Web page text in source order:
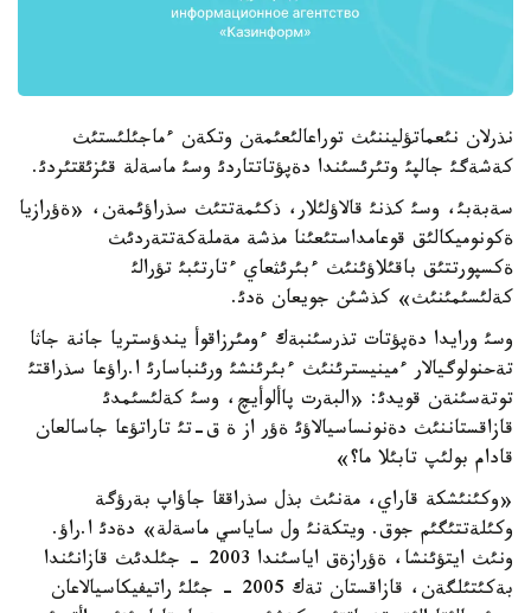
نذرلان نئعماتؤليننئث توراعالئعئمةن وتكةن ءماجئلئستئث
كةشةگئ جالپئ وتئرئسئندا دةپؤتاتتاردئ وسئ ماسةلة قئزئقتئردئ.
سةبةبئ، وسئ كذنئ قالاؤلئلار، ذكئمةتتئث سذراؤئمةن، «ةؤرازيا
ةكونوميكالئق قوعامداستئعئنا مذشة مةملةكةتتةردئث
ةكسپورتتئق باقئلاؤئنئث ءبئرئثعاي ءتارتئبئ تؤرالئ
كةلئسئمئنئث» كذشئن جويعان ةدئ.
وسئ ورايدا دةپؤتات تذرسئنبةك ءومئرزاقوأ يندؤستريا جانة جاثا
تةحنولوگيالار ءمينيسترئنئث ءبئرئنشئ ورئنباسارئ ا.راؤعا سذراقتئ
توتةسئنةن قويدئ: «البةرت پاألوأيچ، وسئ كةلئسئمدئ
قازاقستاننئث دةنونساسيالاؤئ ةؤر از ة ق-تئ تاراتؤعا جاسالعان
قادام بولئپ تابئلا ما؟»
«وكئنئشكة قاراي، مةنئث بذل سذراققا جاؤاپ بةرؤگة
وكئلةتتئگئم جوق. ويتكةنئ ول ساياسي ماسةلة» دةدئ ا.راؤ.
ونئث ايتؤئنشا، ةؤرازةق اياسئندا 2003 - جئلدئث قازانئندا
بةكئتئلگةن، قازاقستان تةك 2005 - جئلئ راتيفيكاسيالاعان